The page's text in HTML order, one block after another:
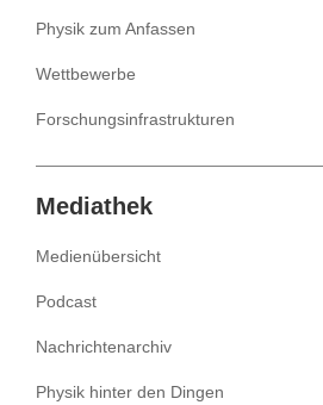
Physik zum Anfassen
Wettbewerbe
Forschungsinfrastrukturen
Mediathek
Medienübersicht
Podcast
Nachrichtenarchiv
Physik hinter den Dingen